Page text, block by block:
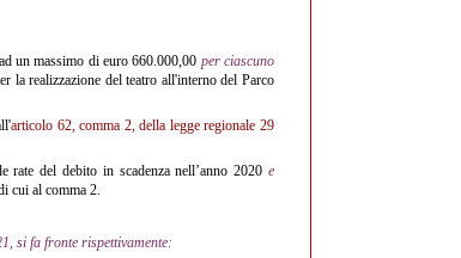
un massimo di euro 660.000,00 per ciascuno
la realizzazione del teatro all'interno del Parco
articolo 62, comma 2, della legge regionale 29
rate del debito in scadenza nell’anno 2020 e
cui al comma 2.
si fa fronte rispettivamente: